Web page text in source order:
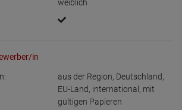
weiblich
in
aus der Region, Deutschland,
EU-Land, international, mit
gültigen Papieren